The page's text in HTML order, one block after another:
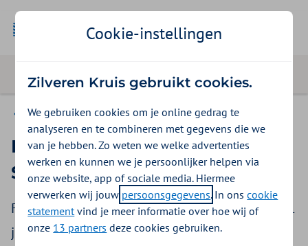
Declareren
Fysiotherapie bij Axiale
Spondylartritis
Fysiotherapie bij Axiale Spondylartritis is vanaf 1
juli 2024 als verzekerde zorg opgenomen in de
Cookie-instellingen
Zilveren Kruis gebruikt cookies.
We gebruiken cookies om je online gedrag te
analyseren en te combineren met gegevens die we
van je hebben. Zo weten we welke advertenties
werken en kunnen we je persoonlijker helpen via
onze website, app of sociale media. Hiermee
verwerken wij jouw persoonsgegevens. In onscookie
statementvind je meer informatie over hoe wij of
onze 13 partners deze cookies gebruiken.